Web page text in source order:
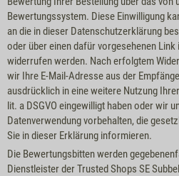
Bewertungssystem. Diese Einwilligung
an die in dieser Datenschutzerklärung
oder über einen dafür vorgesehenen
widerrufen werden. Nach erfolgtem
wir Ihre E-Mail-Adresse aus der
ausdrücklich in eine weitere Nutzung
lit. a DSGVO eingewilligt haben oder wir
Datenverwendung vorbehalten, die
Sie in dieser Erklärung informieren.
Die Bewertungsbitten werden
Dienstleister der Trusted Shops SE